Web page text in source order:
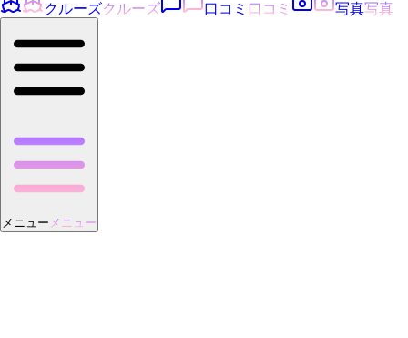
クルーズクルーズ 口コミ 口コミ 写真写真
メニュー メニュー